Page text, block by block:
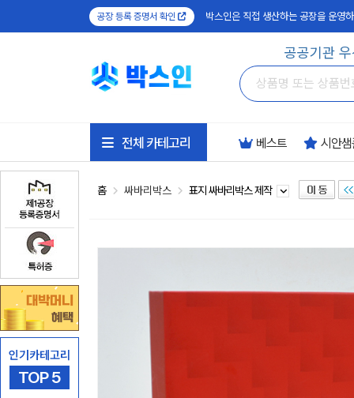
공장 등록 증명서 확인 박스인은 직접 생산하는 공장을 운영
공공기관
인기카테고리
TOP 5
전체 카테고리 베스트 시안
홈 싸바리박스 표지 싸바리박스 제작